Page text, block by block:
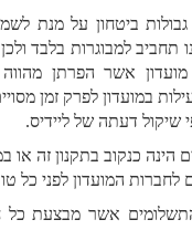
לאור האמור, ליידיס קבעה גבולות ביטחון על מנת לשמור על
אווירת ומטרת המועדון שהינו תחביב למבוגרות בלבד ולכן ישנם
מספר הגבלות לכל חברת מועדון אשר הפרתן מהווה עילה
להשעיית חברת המועדון מפעילות במועדון לפרק זמן מסויים ואף
של ליידיס.
עלות ותנאי הכניסה לטורנירים הינה כנקוב בתקנון זה או במסגרת
לפני כל טורניר.
ליידיס תבצע מעקב אחר התשלומים אשר מבצעת כל חברת